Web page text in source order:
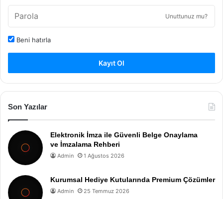
Unuttunuz mu?
Beni hatırla
Kayıt Ol
Son Yazılar
Elektronik İmza ile Güvenli Belge Onaylama
ve İmzalama Rehberi
Admin 1 Ağustos 2026
Kurumsal Hediye Kutularında Premium Çözümler
Admin 25 Temmuz 2026